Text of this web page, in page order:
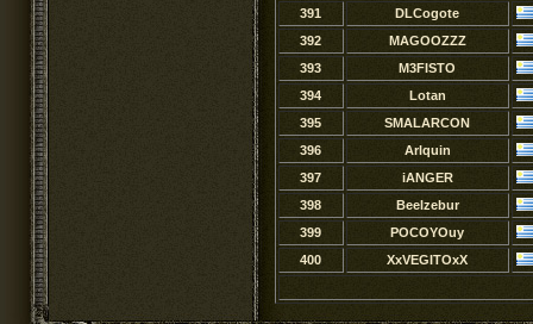
391
DLCogote
392
MAGOOZZZ
393
M3FISTO
394
Lotan
395
SMALARCON
396
Arlquin
397
iANGER
398
Beelzebur
399
POCOYOuy
400
XxVEGITOxX